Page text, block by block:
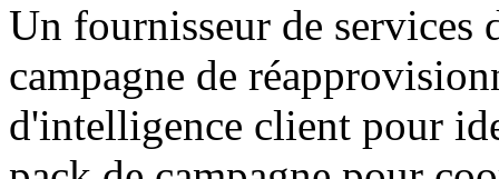
Un fournisseur de services
campagne de
d'intelligence client pour